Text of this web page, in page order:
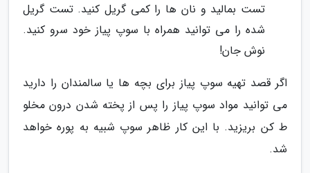
تست بمالید و نان ها را کمی گریل کنید. تست گریل
شده را می توانید همراه با سوپ پیاز خود سرو کنید.
نوش جان!
اگر قصد تهیه سوپ پیاز برای بچه ها یا سالمندان را دارید
می توانید مواد سوپ پیاز را پس از پخته شدن درون مخلو
ط کن بریزید. با این کار ظاهر سوپ شبیه به پوره خواهد
شد.